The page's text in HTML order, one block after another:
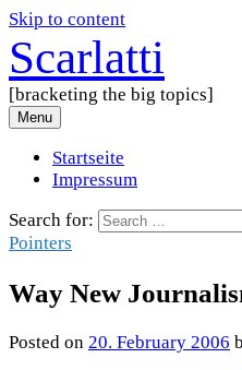
Skip to content
Scarlatti
[bracketing the big topics]
Menu
Startseite
Impressum
Search for:
Pointers
Way New
Posted on 20. February 2006